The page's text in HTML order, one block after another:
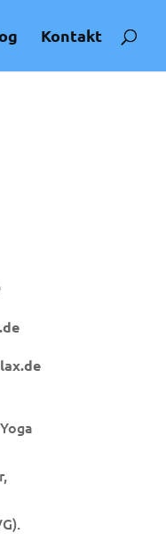
Kontakt